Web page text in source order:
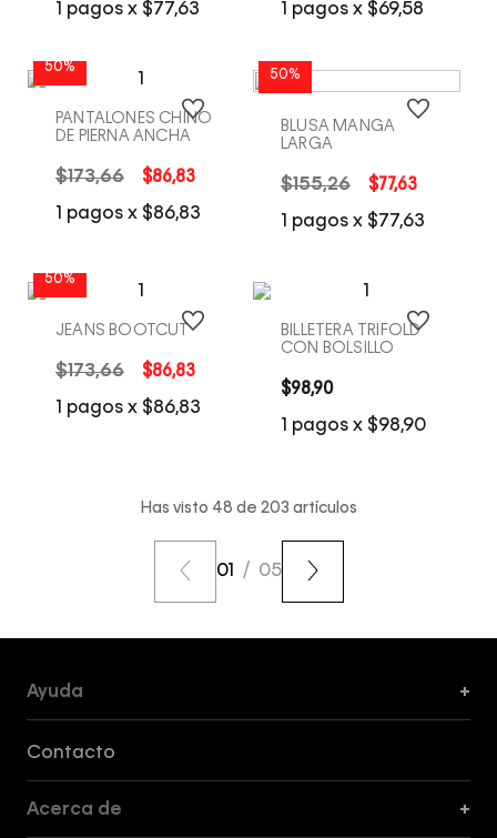
pagos x $77,63 pagos x $69,58
50%
COMPRA RÁPIDA
PANTALONES CHINO
DE PIERNA ANCHA
$173,66 $86,83
pagos x $86,83
50%
BLUSA MANGA
LARGA
$155,26 $77,63
pagos x $77,63
50%
COMPRA RÁPIDA
JEANS BOOTCUT
$173,66 $86,83
pagos x $86,83
BILLETERA TRIFOLD
CON BOLSILLO
$98,90
pagos x $98,90
Has visto 48 de 203 artículos
01 / 05
Ayuda +
Contacto
Acerca de +